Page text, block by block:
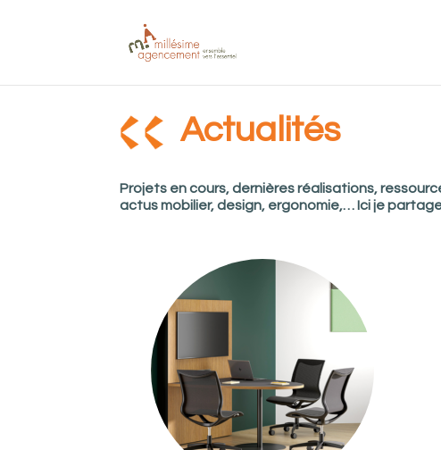
Actualités
Projets en cours, dernières réalisations,
actus mobilier, design, ergonomie,… Ici je